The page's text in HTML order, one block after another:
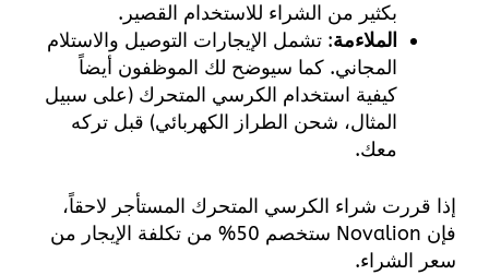
بكثير من الشراء للاستخدام القصير.
الملاءمة: تشمل الإيجارات التوصيل والاستلام
المجاني. كما سيوضح لك الموظفون أيضاً
كيفية استخدام الكرسي المتحرك (على سبيل
المثال، شحن الطراز الكهربائي) قبل تركه
معك.
إذا قررت شراء الكرسي المتحرك المستأجر لاحقاً،
فإن Novalion ستخصم 50% من تكلفة الإيجار من
سعر الشراء.